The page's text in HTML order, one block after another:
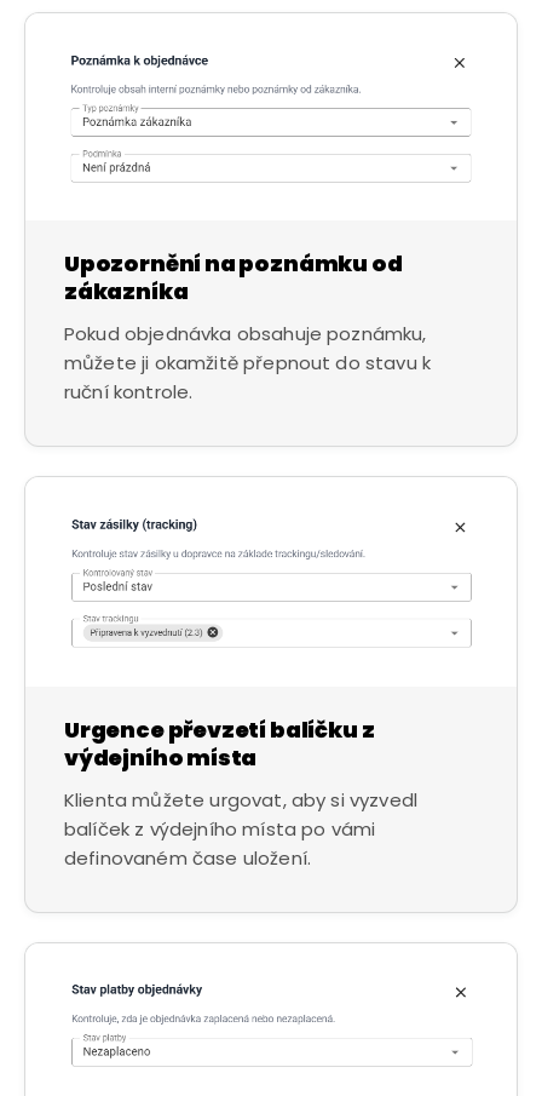
Upozornění na poznámku od
zákazníka
Pokud objednávka obsahuje poznámku,
můžete ji okamžitě přepnout do stavu k
ruční kontrole.
Urgence převzetí balíčku z
výdejního místa
Klienta můžete urgovat, aby si vyzvedl
balíček z výdejního místa po vámi
definovaném čase uložení.